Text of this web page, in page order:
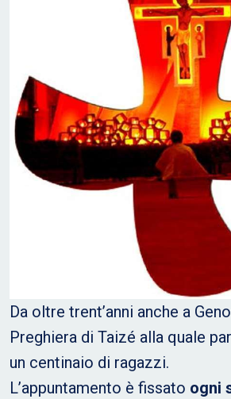
Da oltre trent’anni anche a
Preghiera di Taizé alla quale
un centinaio di ragazzi.
L’appuntamento è fissato ogni